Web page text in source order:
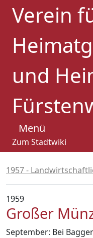
Verein
und
Menü
Zum Stadtwiki
1957 -
1959
Großer
September: Bei